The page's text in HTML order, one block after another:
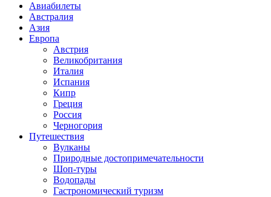
Авиабилеты
Австралия
Азия
Европа
Австрия
Великобритания
Италия
Испания
Кипр
Греция
Россия
Черногория
Путешествия
Вулканы
Природные достопримечательности
Шоп-туры
Водопады
Гастрономический туризм